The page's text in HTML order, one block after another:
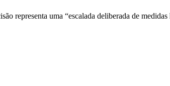
representa uma “escalada deliberada de